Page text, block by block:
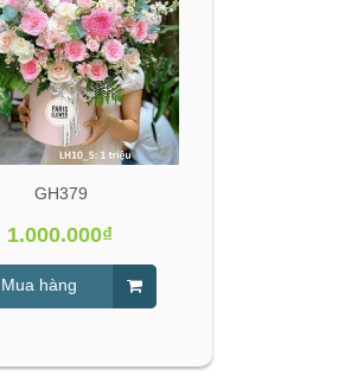
GH379
1.000.000₫
Mua hàng